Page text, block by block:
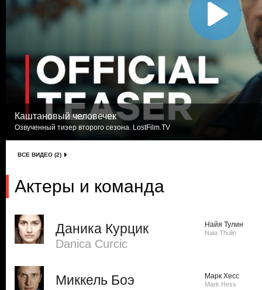
Каштановый человечек
Озвученный тизер второго сезона. LostFilm.TV
ВСЕ ВИДЕО (2)
Актеры и команда
Даника Курцик
Danica Curcic
Найя Тулин
Naia Thulin
Миккель Боэ
Марк Хесс
Mark Hess